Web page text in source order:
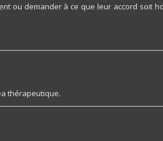
ou demander à ce que leur accord soit
thérapeutique.